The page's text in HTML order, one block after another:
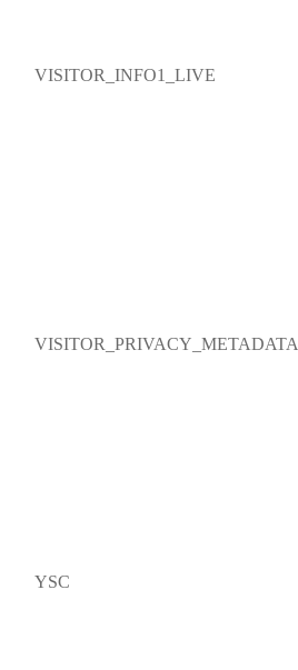
VISITOR_INFO1_LIVE
VISITOR_PRIVACY_METADATA
YSC